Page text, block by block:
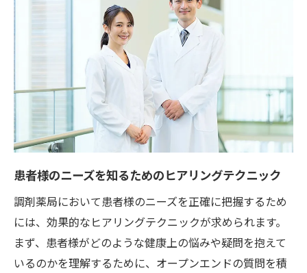
患者様の健康管理における信頼の役割
地域社会における調剤薬局の信頼性
患者様との信頼構築がもたらす長期的な効
信頼関係を強化するための薬局スタッフの
役割
信頼に基づいた患者フォローアップの必要
性
信頼感を高めるための初対面の印象づくり
患者様の健康情報を尊重した対応策
患者様のニーズを知るためのヒアリングテクニック
調剤薬局において患者様のニーズを正確に把握するため
には、効果的なヒアリングテクニックが求められます。
まず、患者様がどのような健康上の悩みや疑問を抱えて
いるのかを理解するために、オープンエンドの質問を積